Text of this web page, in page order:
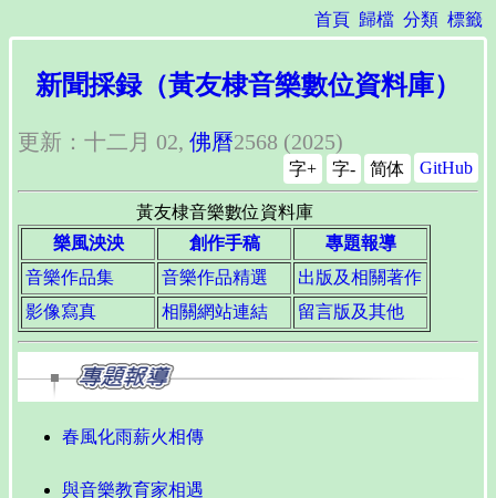
首頁 歸檔 分類 標籤
新聞採録（黃友棣音樂數位資料庫）
更新：十二月 02, 佛曆2568 (2025)
GitHub
简体
字+ 字-
黃友棣音樂數位資料庫
樂風泱泱
創作手稿
專題報導
音樂作品集
音樂作品精選
出版及相關著作
影像寫真
相關網站連結 留言版及其他
春風化雨薪火相傳
與音樂教育家相遇